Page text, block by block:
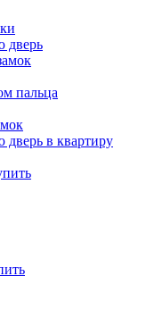
дверь
пальца
дверь в квартиру